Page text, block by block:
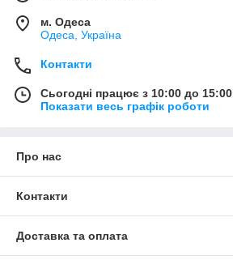
м. Одеса
Одеса, Україна
Контакти
Сьогодні працює з 10:00 до 15:00
Показати весь графік роботи
Про нас
Контакти
Доставка та оплата